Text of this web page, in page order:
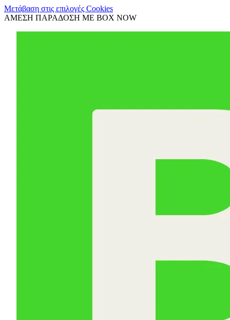
Μετάβαση στις επιλογές Cookies
ΑΜΕΣΗ ΠΑΡΑΔΟΣΗ ΜΕ BOX NOW